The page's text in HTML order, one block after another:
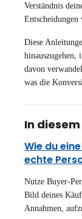
Verständnis
Entscheidungen
Diese
hinauszugehen,
davon
was die
In
Wie du
echte
Nutze Buyer-
Bild deines
Annahmen,